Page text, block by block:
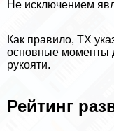
Не исключением
Как правило, ТХ
основные моменты
рукояти.
Рейтинг